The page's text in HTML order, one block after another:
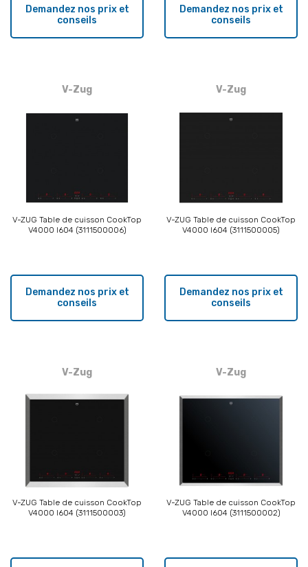
Demandez nos prix et
conseils
Demandez nos prix et
conseils
V-Zug
V-ZUG Table de cuisson CookTop
V4000 I604 (3111500006)
Demandez nos prix et
conseils
V-Zug
V-ZUG Table de cuisson CookTop
V4000 I604 (3111500005)
Demandez nos prix et
conseils
V-Zug
V-ZUG Table de cuisson CookTop
V4000 I604 (3111500003)
V-Zug
V-ZUG Table de cuisson CookTop
V4000 I604 (3111500002)